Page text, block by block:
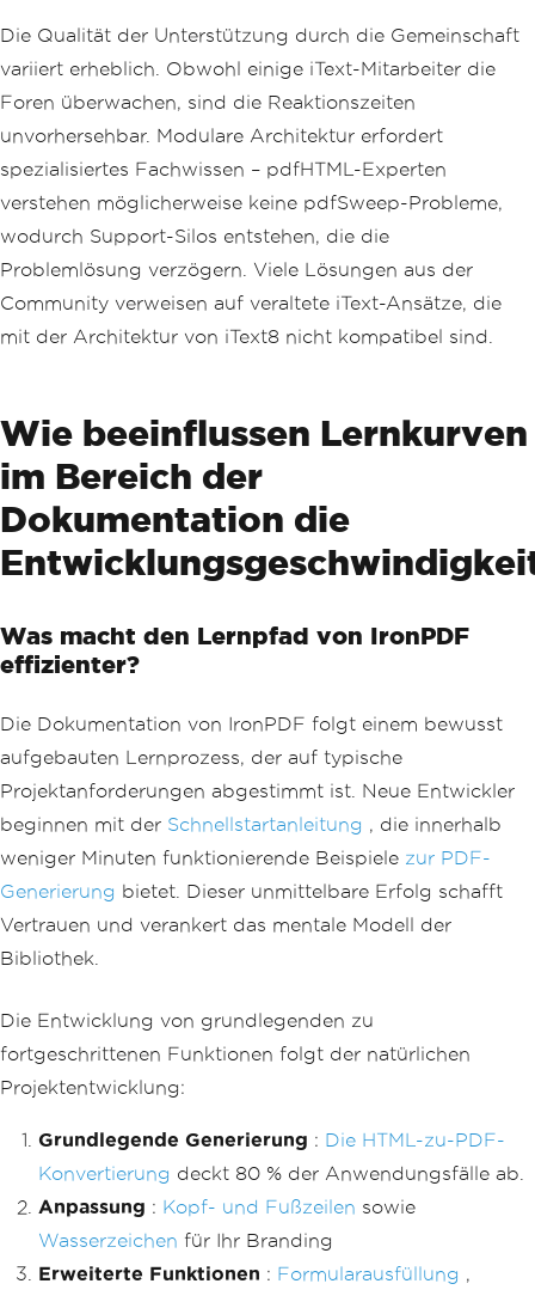
Die Qualität der Unterstützung durch die Gemeinschaft
variiert erheblich. Obwohl einige iText-Mitarbeiter die
Foren überwachen, sind die Reaktionszeiten
unvorhersehbar. Modulare Architektur erfordert
spezialisiertes Fachwissen – pdfHTML-Experten
verstehen möglicherweise keine pdfSweep-Probleme,
wodurch Support-Silos entstehen, die die
Problemlösung verzögern. Viele Lösungen aus der
Community verweisen auf veraltete iText-Ansätze, die
mit der Architektur von iText8 nicht kompatibel sind.
Wie beeinflussen Lernkurven
im Bereich der
Dokumentation die
Was macht den Lernpfad von IronPDF
effizienter?
Die Dokumentation von IronPDF folgt einem bewusst
aufgebauten Lernprozess, der auf typische
Projektanforderungen abgestimmt ist. Neue Entwickler
beginnen mit der Schnellstartanleitung , die innerhalb
weniger Minuten funktionierende Beispiele zur PDF-
Generierung bietet. Dieser unmittelbare Erfolg schafft
Vertrauen und verankert das mentale Modell der
Bibliothek.
Die Entwicklung von grundlegenden zu
fortgeschrittenen Funktionen folgt der natürlichen
Projektentwicklung:
Grundlegende Generierung : Die HTML-zu-PDF-
Konvertierung deckt 80 % der Anwendungsfälle ab.
Anpassung : Kopf- und Fußzeilen sowie
Wasserzeichen für Ihr Branding
Erweiterte Funktionen : Formularausfüllung ,